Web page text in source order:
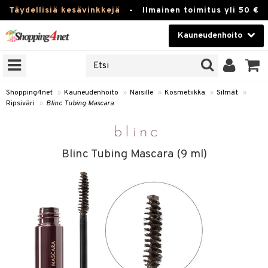
Täydellisiä kesävinkkejä - Ilmainen toimitus yli 50 €
Kauneudenhoito
Kauneudenhoito
Piilolinssit
Koti & Sisustus
Lelut, Lapsi & Vauva
Kampanjat
Shopping4net » Kauneudenhoito » Naisille » Kosmetiikka » Silmät »
Ripsiväri
» Blinc Tubing Mascara
Blinc Tubing Mascara (9 ml)
/ Kammat
tuotteet